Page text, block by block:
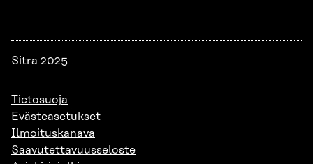
Sitra 2025
Tietosuoja
Evästeasetukset
Ilmoituskanava
Saavutettavuusseloste